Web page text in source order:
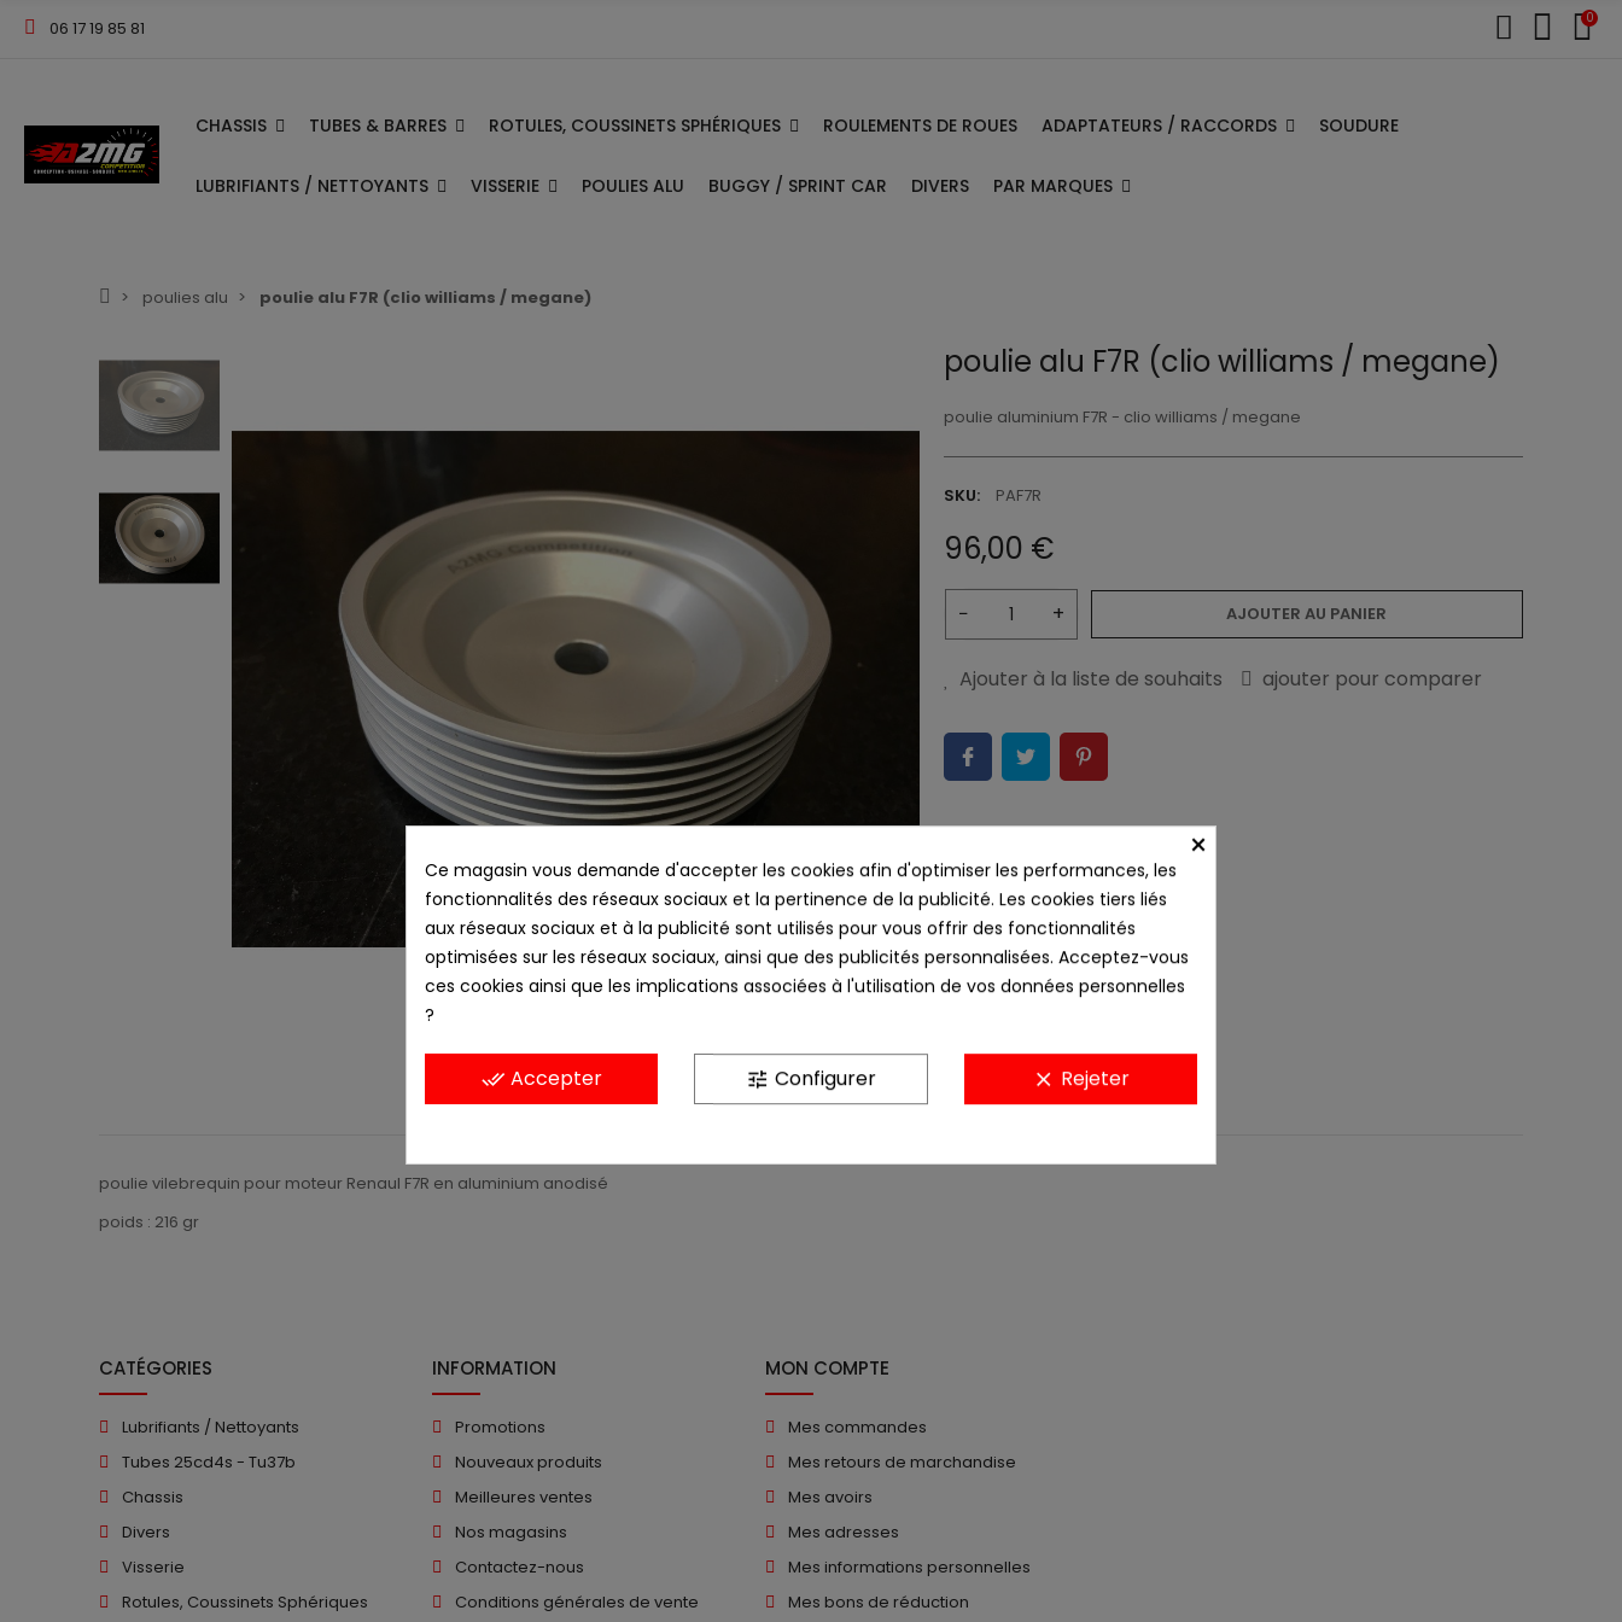
06 17 19 85 81 0
CHASSIS TUBES & BARRES ROTULES, COUSSINETS SPHÉRIQUES ROULEMENTS DE ROUES ADAPTATEURS / RACCORDS SOUDURE
LUBRIFIANTS / NETTOYANTS VISSERIE POULIES ALU BUGGY / SPRINT CAR DIVERS PAR MARQUES
poulies alu poulie alu F7R (clio williams / megane)
poulie alu F7R (clio williams / megane)
poulie aluminium F7R - clio williams / megane
SKU: PAF7R
96,00 €
− + AJOUTER AU PANIER
Ajouter à la liste de souhaits ajouter pour comparer
Description Détails du produit
poulie vilebrequin pour moteur Renaul F7R en aluminium anodisé
poids : 216 gr
CATÉGORIES
Lubrifiants / Nettoyants
Tubes 25cd4s - Tu37b
Chassis
Divers
Visserie
Rotules, Coussinets Sphériques
INFORMATION
Promotions
Nouveaux produits
Meilleures ventes
Nos magasins
Contactez-nous
Conditions générales de vente
MON COMPTE
Mes commandes
Mes retours de marchandise
Mes avoirs
Mes adresses
Mes informations personnelles
Mes bons de réduction
×
Ce magasin vous demande d'accepter les cookies afin d'optimiser les performances, les
fonctionnalités des réseaux sociaux et la pertinence de la publicité. Les cookies tiers liés
aux réseaux sociaux et à la publicité sont utilisés pour vous offrir des fonctionnalités
optimisées sur les réseaux sociaux, ainsi que des publicités personnalisées. Acceptez-vous
ces cookies ainsi que les implications associées à l'utilisation de vos données personnelles
?
done_all Accepter tune Configurer clear Rejeter